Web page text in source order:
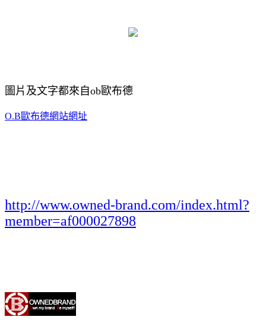
圖片及文字都來自ob歐布德
O.B歐布德網站網址
http://www.owned-brand.com/index.html?
member=af000027898